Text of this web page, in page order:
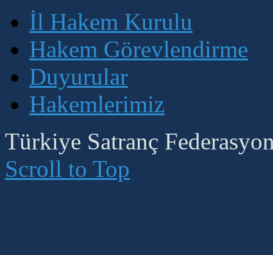
İl Hakem Kurulu
Hakem Görevlendirme
Duyurular
Hakemlerimiz
Türkiye Satranç
Scroll to Top